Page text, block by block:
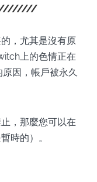
，尤其是沒有原
上的色情正在
因，帳戶被永久
，那麼您可以在
時的）。